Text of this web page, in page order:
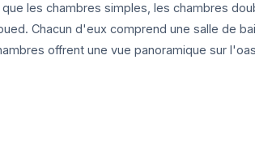
les chambres simples, les chambres
Chacun d'eux comprend une salle de
offrent une vue panoramique sur